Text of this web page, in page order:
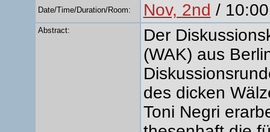
Date/Time/Duration/Room: Nov, 2nd /
Abstract:
Der
(WAK) aus
des dicken
Toni Negri